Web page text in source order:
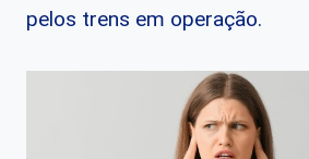
pelos trens em operação.